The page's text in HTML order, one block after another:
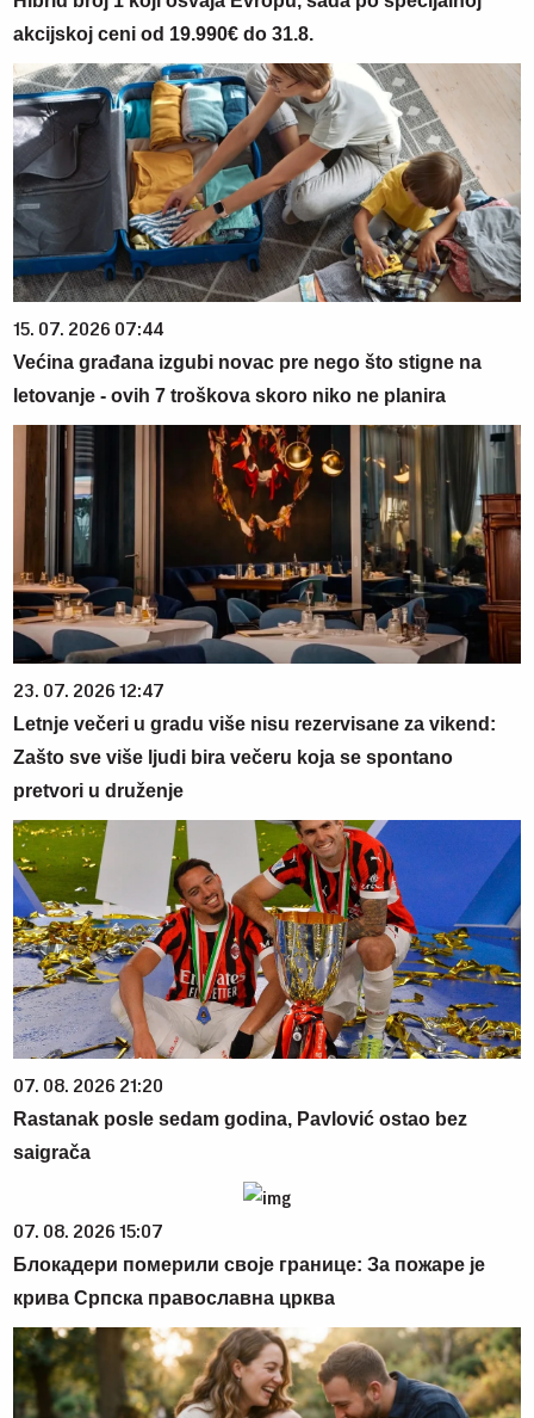
akcijskoj ceni od 19.990€ do 31.8.
15. 07. 2026 07:44
Većina građana izgubi novac pre nego što stigne na
letovanje - ovih 7 troškova skoro niko ne planira
23. 07. 2026 12:47
Letnje večeri u gradu više nisu rezervisane za vikend:
Zašto sve više ljudi bira večeru koja se spontano
pretvori u druženje
07. 08. 2026 21:20
Rastanak posle sedam godina, Pavlović ostao bez
saigrača
07. 08. 2026 15:07
Блокадери померили своје границе: За пожаре је
крива Српска православна црква